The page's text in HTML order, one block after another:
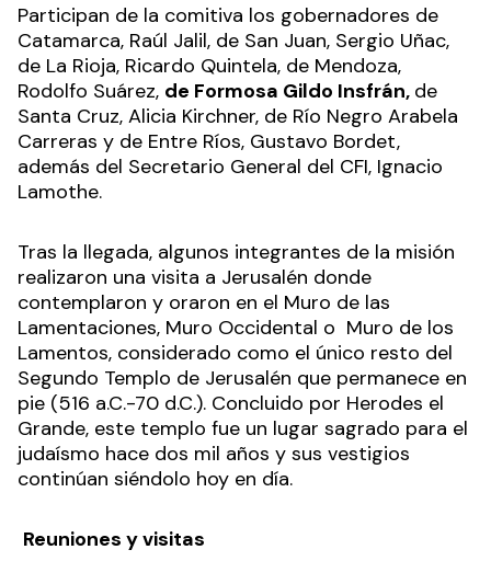
Participan de la comitiva los gobernadores de
Catamarca, Raúl Jalil, de San Juan, Sergio Uñac,
de La Rioja, Ricardo Quintela, de Mendoza,
Rodolfo Suárez, de Formosa Gildo Insfrán, de
Santa Cruz, Alicia Kirchner, de Río Negro Arabela
Carreras y de Entre Ríos, Gustavo Bordet,
además del Secretario General del CFI, Ignacio
Lamothe.
Tras la llegada, algunos integrantes de la misión
realizaron una visita a Jerusalén donde
contemplaron y oraron en el Muro de las
Lamentaciones, Muro Occidental o Muro de los
Lamentos, considerado como el único resto del
Segundo Templo de Jerusalén que permanece en
pie (516 a.C.-70 d.C.). Concluido por Herodes el
Grande, este templo fue un lugar sagrado para el
judaísmo hace dos mil años y sus vestigios
continúan siéndolo hoy en día.
Reuniones y visitas